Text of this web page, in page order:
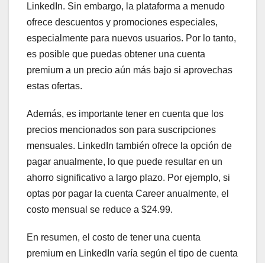
LinkedIn. Sin embargo, la plataforma a menudo
ofrece descuentos y promociones especiales,
especialmente para nuevos usuarios. Por lo tanto,
es posible que puedas obtener una cuenta
premium a un precio aún más bajo si aprovechas
estas ofertas.
Además, es importante tener en cuenta que los
precios mencionados son para suscripciones
mensuales. LinkedIn también ofrece la opción de
pagar anualmente, lo que puede resultar en un
ahorro significativo a largo plazo. Por ejemplo, si
optas por pagar la cuenta Career anualmente, el
costo mensual se reduce a $24.99.
En resumen, el costo de tener una cuenta
premium en LinkedIn varía según el tipo de cuenta